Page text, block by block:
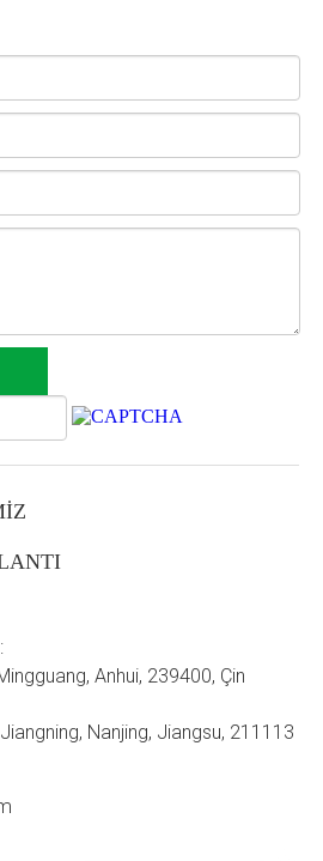
Anhui, 239400, Çin
Nanjing, Jiangsu, 211113